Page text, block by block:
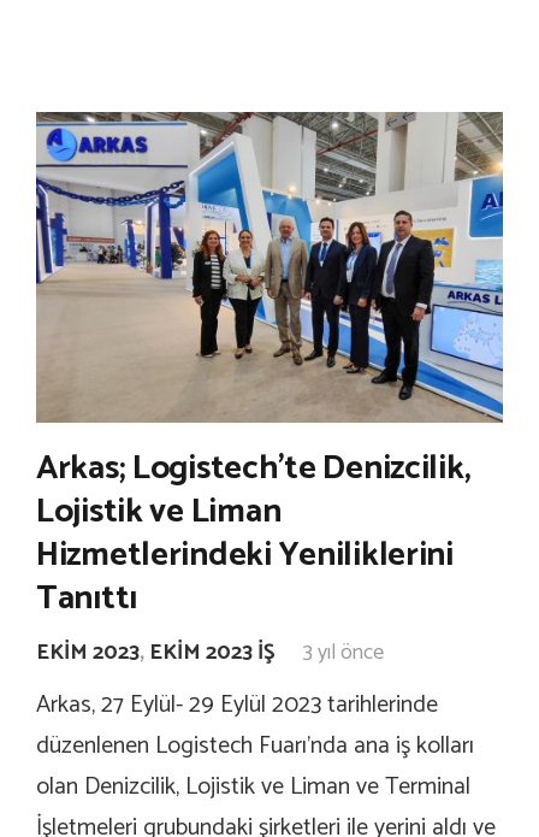
Arkas; Logistech’te Denizcilik,
Lojistik ve Liman
Hizmetlerindeki Yeniliklerini
Tanıttı
EKIM 2023, EKIM 2023 İŞ 3 yıl önce
Arkas, 27 Eylül- 29 Eylül 2023 tarihlerinde
düzenlenen Logistech Fuarı’nda ana iş kolları
olan Denizcilik, Lojistik ve Liman ve Terminal
İşletmeleri grubundaki şirketleri ile yerini aldı ve